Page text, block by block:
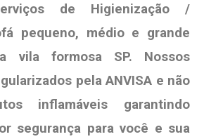
de Higienização /
pequeno, médio e grande
vila formosa SP. Nossos
pela ANVISA e não
inflamáveis garantindo
segurança para você e sua